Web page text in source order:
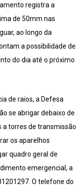
registra a
de 50mm nas
ao longo da
a possibilidade de
do dia até o próximo
de raios, a Defesa
se abrigar debaixo de
a torres de transmissão
os aparelhos
quadro geral de
emergencial, a
O telefone do